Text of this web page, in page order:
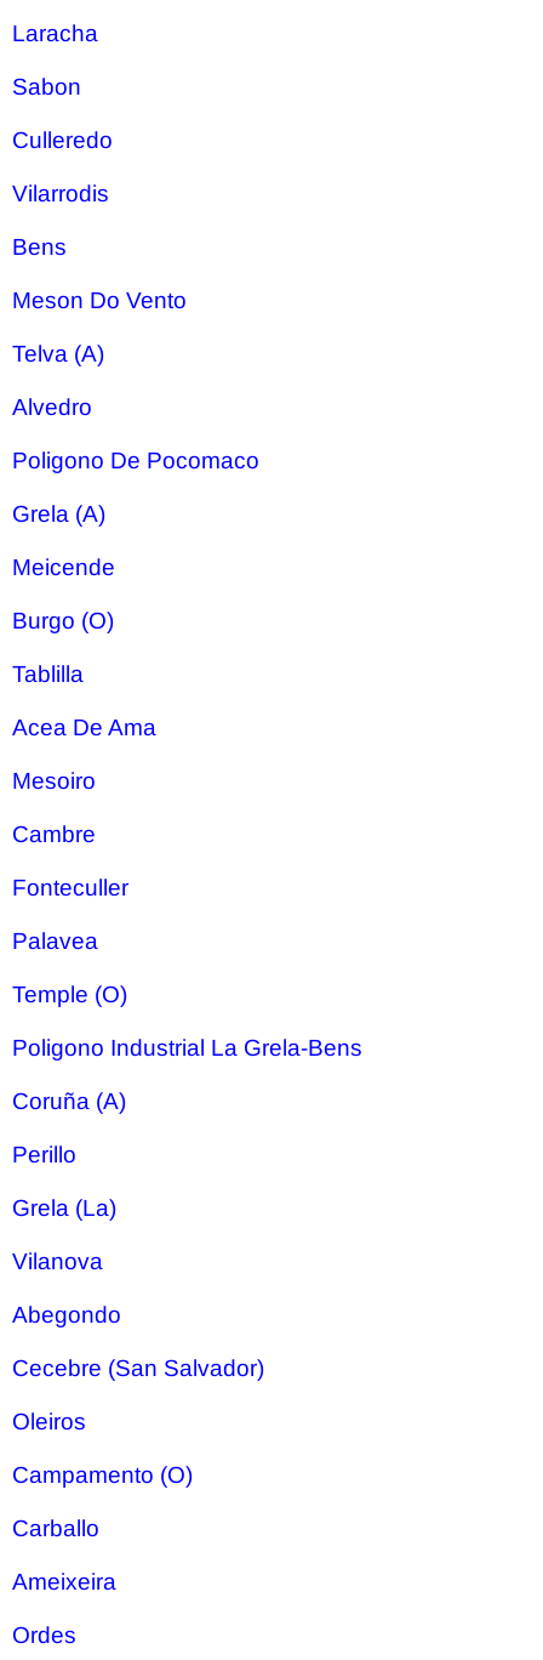
Laracha
Sabon
Culleredo
Vilarrodis
Bens
Meson Do Vento
Telva (A)
Alvedro
Poligono De Pocomaco
Grela (A)
Meicende
Burgo (O)
Tablilla
Acea De Ama
Mesoiro
Cambre
Fonteculler
Palavea
Temple (O)
Poligono Industrial La Grela-Bens
Coruña (A)
Perillo
Grela (La)
Vilanova
Abegondo
Cecebre (San Salvador)
Oleiros
Campamento (O)
Carballo
Ameixeira
Ordes